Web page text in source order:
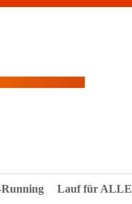
Lauf für ALLE